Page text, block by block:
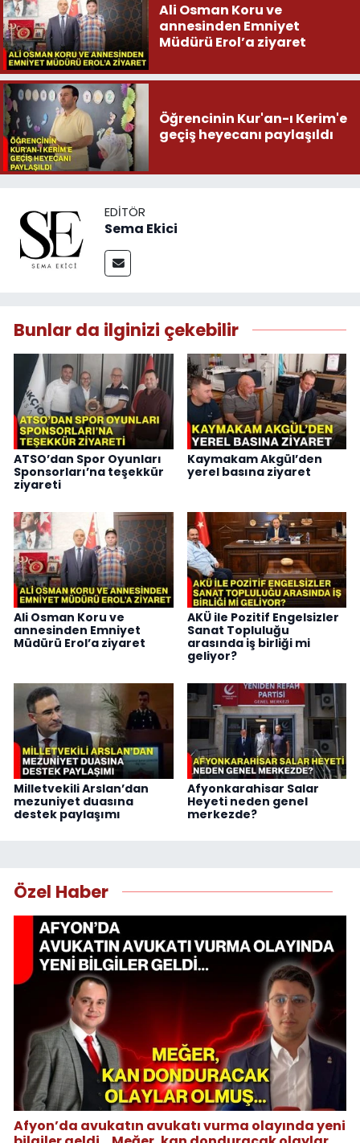
Ali Osman Koru ve
annesinden Emniyet
Müdürü Erol’a ziyaret
Öğrencinin Kur'an-ı Kerim'e
geçiş heyecanı paylaşıldı
EDITÖR
Sema Ekici
Bunlar da ilginizi çekebilir
ATSO’dan Spor Oyunları
Sponsorları’na teşekkür
ziyareti
Kaymakam Akgül’den
yerel basına ziyaret
Ali Osman Koru ve
annesinden Emniyet
Müdürü Erol’a ziyaret
AKÜ ile Pozitif Engelsizler
Sanat Topluluğu
arasında iş birliği mi
geliyor?
Milletvekili Arslan’dan
mezuniyet duasına
destek paylaşımı
Afyonkarahisar Salar
Heyeti neden genel
merkezde?
Özel Haber
Afyon’da avukatın avukatı vurma olayında yeni